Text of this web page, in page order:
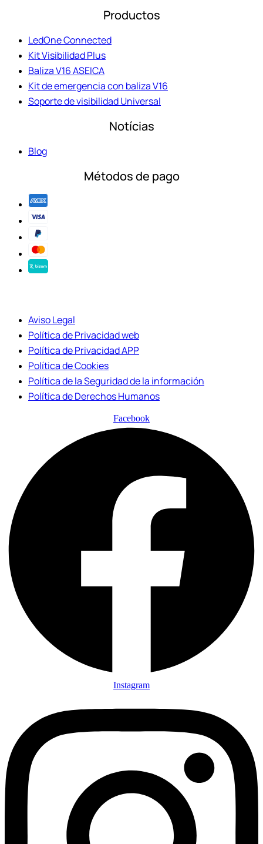
Productos
LedOne Connected
Kit Visibilidad Plus
Baliza V16 ASEICA
Kit de emergencia con baliza V16
Soporte de visibilidad Universal
Notícias
Blog
Métodos de pago
Aviso Legal
Política de Privacidad web
Política de Privacidad APP
Política de Cookies
Política de la Seguridad de la información
Política de Derechos Humanos
Facebook
Instagram